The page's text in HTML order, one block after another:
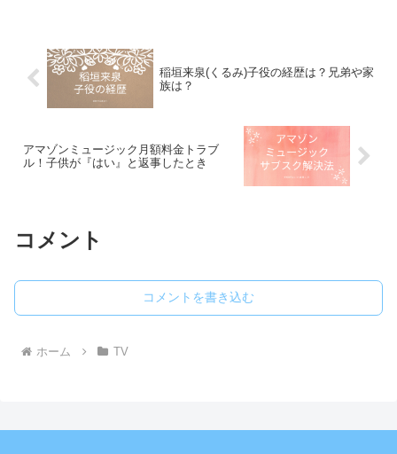
稲垣来泉(くるみ)子役の経歴は？兄弟や家
族は？
アマゾンミュージック月額料金トラブ
ル！子供が『はい』と返事したとき
コメント
コメントを書き込む
ホーム TV